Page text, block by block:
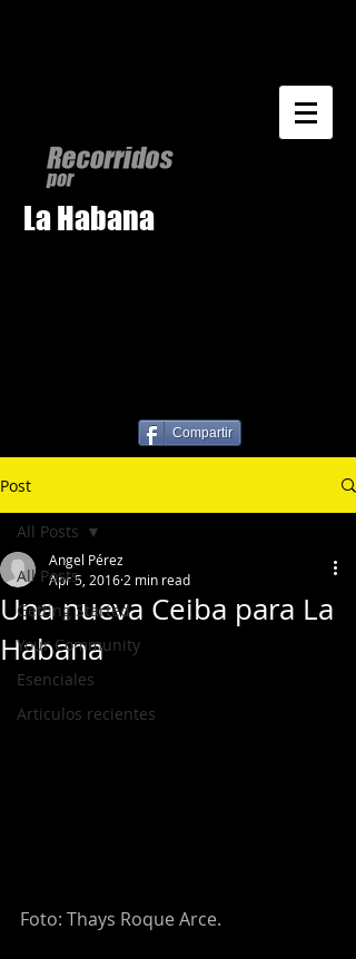
La Habana
Compartir
Post
All Posts
Getting Started
Your Community
Esenciales
Articulos recientes
All Posts
Una nueva Ceiba para La
Habana
Angel Pérez
Apr 5, 2016 2 min read
Foto: Thays Roque Arce.